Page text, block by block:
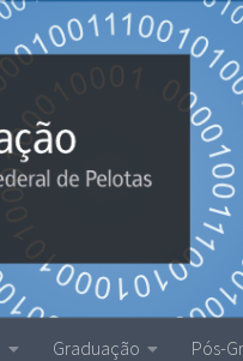
Graduação Pós-